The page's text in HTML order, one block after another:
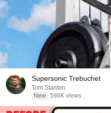
Supersonic Trebuchet
Tom Stanton
New 598K views